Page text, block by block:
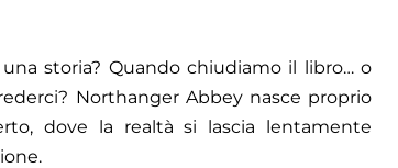
storia? Quando chiudiamo il libro… o
Northanger Abbey nasce proprio
dove la realtà si lascia lentamente